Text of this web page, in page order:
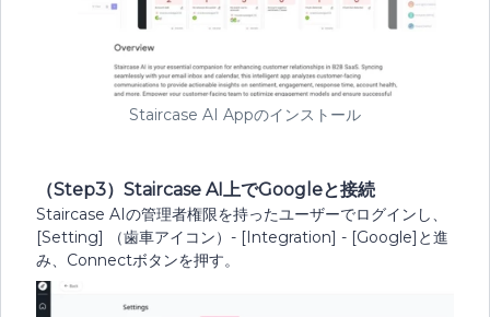
Staircase AI Appのインストール
（Step3）Staircase AI上でGoogleと接続
Staircase AIの管理者権限を持ったユーザーでログインし、
[Setting] （歯車アイコン）- [Integration] - [Google]と進
み、Connectボタンを押す。